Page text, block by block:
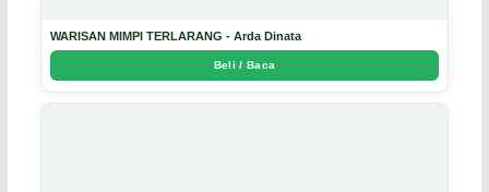
WARISAN MIMPI TERLARANG - Arda Dinata
Beli / Baca